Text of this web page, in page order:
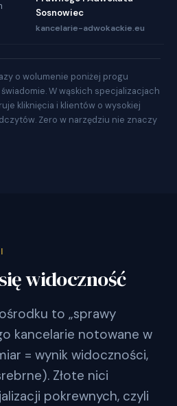
Sosnowiec
kancelarie-adwokackie.eu
o wolumenie poniżej progu
W wąskich specjalizacjach
kliknięcia i klientów o wysokiej
Zero w narzędziu nie znaczy
widoczność
to „sprawy
kancelarie notowane w
= wynik widoczności,
Złote nici
pokrewnych, czyli